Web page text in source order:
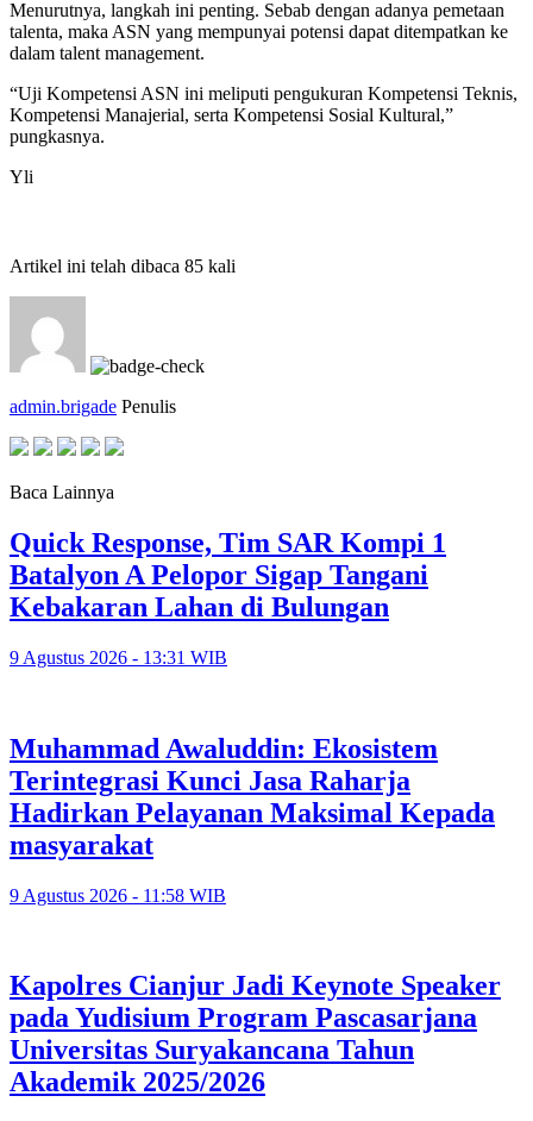
Menurutnya, langkah ini penting. Sebab dengan adanya pemetaan
talenta, maka ASN yang mempunyai potensi dapat ditempatkan ke
dalam talent management.
“Uji Kompetensi ASN ini meliputi pengukuran Kompetensi Teknis,
Kompetensi Manajerial, serta Kompetensi Sosial Kultural,”
pungkasnya.
Yli
Artikel ini telah dibaca 85 kali
admin.brigade Penulis
Baca Lainnya
Quick Response, Tim SAR Kompi 1
Batalyon A Pelopor Sigap Tangani
Kebakaran Lahan di Bulungan
9 Agustus 2026 - 13:31 WIB
Muhammad Awaluddin: Ekosistem
Terintegrasi Kunci Jasa Raharja
Hadirkan Pelayanan Maksimal Kepada
masyarakat
9 Agustus 2026 - 11:58 WIB
Kapolres Cianjur Jadi Keynote Speaker
pada Yudisium Program Pascasarjana
Universitas Suryakancana Tahun
Akademik 2025/2026